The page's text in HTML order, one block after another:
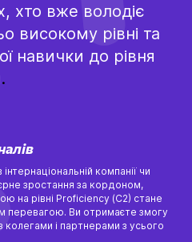
хто вже володіє
високому рівні та
навички до рівня
.
компанії чи
зростання за кордоном,
на рівні Proficiency (C2) стане
перевагою. Ви отримаєте змогу
колегами і партнерами з усього